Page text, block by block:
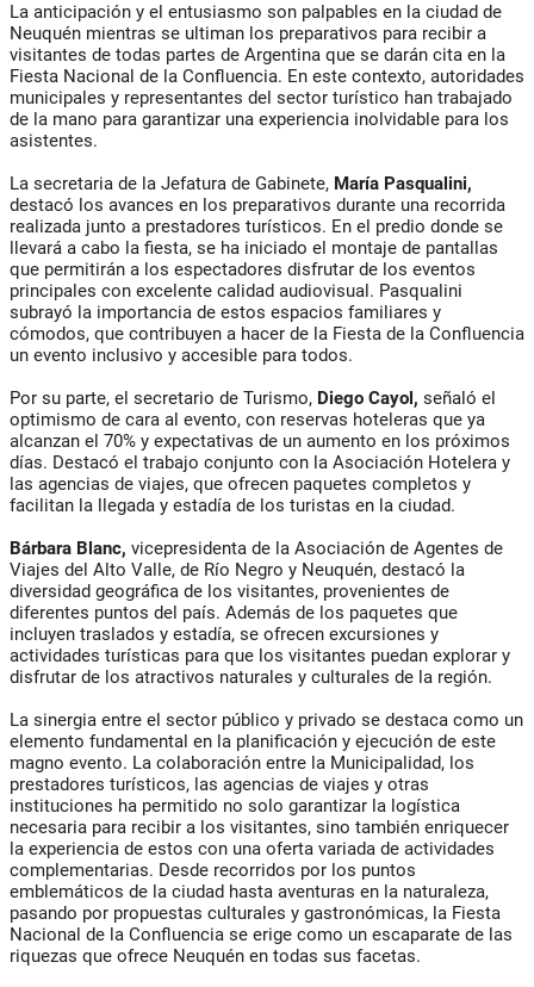
La anticipación y el entusiasmo son palpables en la ciudad de
Neuquén mientras se ultiman los preparativos para recibir a
visitantes de todas partes de Argentina que se darán cita en la
Fiesta Nacional de la Confluencia. En este contexto, autoridades
municipales y representantes del sector turístico han trabajado
de la mano para garantizar una experiencia inolvidable para los
asistentes.
La secretaria de la Jefatura de Gabinete, María Pasqualini,
destacó los avances en los preparativos durante una recorrida
realizada junto a prestadores turísticos. En el predio donde se
llevará a cabo la fiesta, se ha iniciado el montaje de pantallas
que permitirán a los espectadores disfrutar de los eventos
principales con excelente calidad audiovisual. Pasqualini
subrayó la importancia de estos espacios familiares y
cómodos, que contribuyen a hacer de la Fiesta de la Confluencia
un evento inclusivo y accesible para todos.
Por su parte, el secretario de Turismo, Diego Cayol, señaló el
optimismo de cara al evento, con reservas hoteleras que ya
alcanzan el 70% y expectativas de un aumento en los próximos
días. Destacó el trabajo conjunto con la Asociación Hotelera y
las agencias de viajes, que ofrecen paquetes completos y
facilitan la llegada y estadía de los turistas en la ciudad.
Bárbara Blanc, vicepresidenta de la Asociación de Agentes de
Viajes del Alto Valle, de Río Negro y Neuquén, destacó la
diversidad geográfica de los visitantes, provenientes de
diferentes puntos del país. Además de los paquetes que
incluyen traslados y estadía, se ofrecen excursiones y
actividades turísticas para que los visitantes puedan explorar y
disfrutar de los atractivos naturales y culturales de la región.
La sinergia entre el sector público y privado se destaca como un
elemento fundamental en la planificación y ejecución de este
magno evento. La colaboración entre la Municipalidad, los
prestadores turísticos, las agencias de viajes y otras
instituciones ha permitido no solo garantizar la logística
necesaria para recibir a los visitantes, sino también enriquecer
la experiencia de estos con una oferta variada de actividades
complementarias. Desde recorridos por los puntos
emblemáticos de la ciudad hasta aventuras en la naturaleza,
pasando por propuestas culturales y gastronómicas, la Fiesta
Nacional de la Confluencia se erige como un escaparate de las
riquezas que ofrece Neuquén en todas sus facetas.